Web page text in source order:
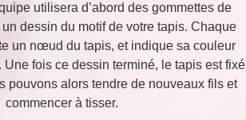
utilisera d’abord des gommettes de
dessin du motif de votre tapis. Chaque
un nœud du tapis, et indique sa couleur
Une fois ce dessin terminé, le tapis est fixé
pouvons alors tendre de nouveaux fils et
commencer à tisser.